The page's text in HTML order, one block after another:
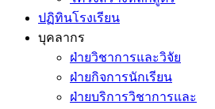
ปฏิทินโรงเรียน
บุคลากร
ฝ่ายวิชาการและวิจัย
ฝ่ายกิจการนักเรียน
ฝ่ายบริการวิชาการและ